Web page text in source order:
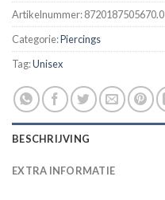
Artikelnummer:8720187505670.0
Categorie:Piercings
Tag:Unisex
BESCHRIJVING
EXTRA INFORMATIE